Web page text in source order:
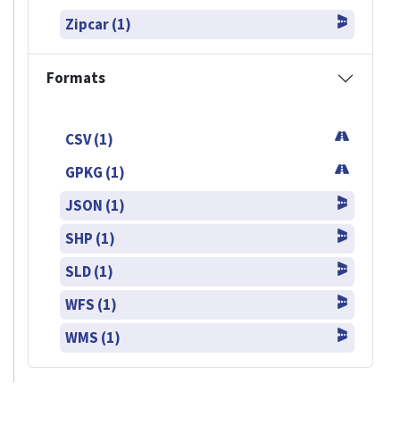
Zipcar (1)
Formats
CSV (1)
GPKG (1)
JSON (1)
SHP (1)
SLD (1)
WFS (1)
WMS (1)